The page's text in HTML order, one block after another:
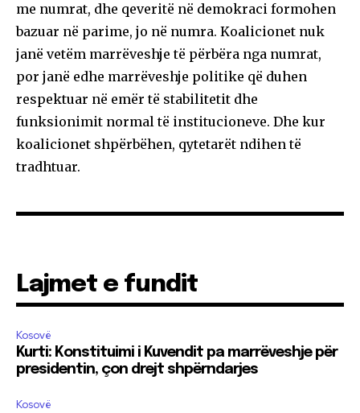
me numrat, dhe qeveritë në demokraci formohen
bazuar në parime, jo në numra. Koalicionet nuk
janë vetëm marrëveshje të përbëra nga numrat,
por janë edhe marrëveshje politike që duhen
respektuar në emër të stabilitetit dhe
funksionimit normal të institucioneve. Dhe kur
koalicionet shpërbëhen, qytetarët ndihen të
tradhtuar.
Lajmet e fundit
Kosovë
Kurti: Konstituimi i Kuvendit pa marrëveshje për
presidentin, çon drejt shpërndarjes
Kosovë